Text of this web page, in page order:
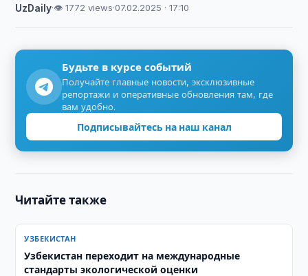
UzDaily·👁 1772 views·07.02.2025 · 17:10
Будьте в курсе событий
Получайте главные новости, эксклюзивные
репортажи и оперативные обновления там, где
вам удобно.
Подписывайтесь на наш канал
Читайте также
УЗБЕКИСТАН
Узбекистан переходит на международные
стандарты экологической оценки